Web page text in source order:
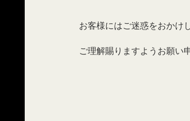
お客様にはご迷惑をおかけ
ご理解賜りますようお願い